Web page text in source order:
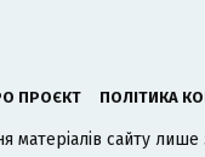
ПРОЄКТ ПОЛІТИКА
матеріалів сайту